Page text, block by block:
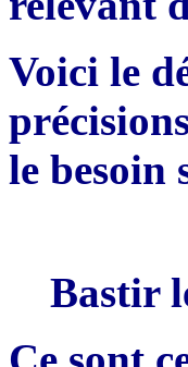
Voici le
le besoin
Bastir